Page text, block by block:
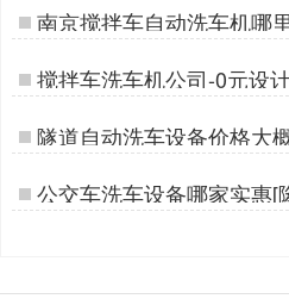
南京搅拌车自动洗车机哪
晟]…
搅拌车洗车机公司-0元设
产[隆茂鑫晟]…
隧道自动洗车设备价格大
鑫晟]…
公交车洗车设备哪家实惠